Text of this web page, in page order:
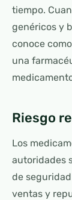
tiempo.
genéricos y
conoce
una
Riesgo
Los
autoridades
de
ventas y